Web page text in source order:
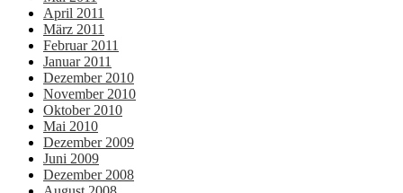
April 2011
März 2011
Februar 2011
Januar 2011
Dezember 2010
November 2010
Oktober 2010
Mai 2010
Dezember 2009
Juni 2009
Dezember 2008